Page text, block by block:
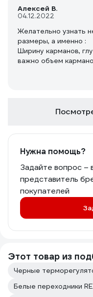
Алексей В.
04.12.2022
Желательно узнать
размеры, а именно :
Ширину карманов,
важно объем
Нужна помощь?
Задайте вопрос –
представитель
покупателей
Этот товар из
Черные
Белые переходники